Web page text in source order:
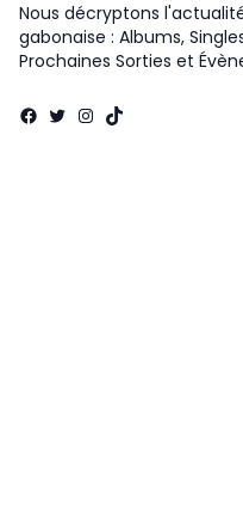
Nous décryptons
gabonaise : Albums,
Prochaines Sorties et
Facebook
Twitter
Instagram
TikTok